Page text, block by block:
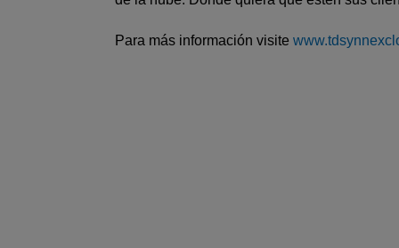
Para más información visite